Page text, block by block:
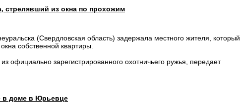
стрелявший из окна по прохожим
(Свердловская область) задержала местного жителя, который
собственной квартиры.
официально зарегистрированного охотничьего ружья, передает
в доме в Юрьевце